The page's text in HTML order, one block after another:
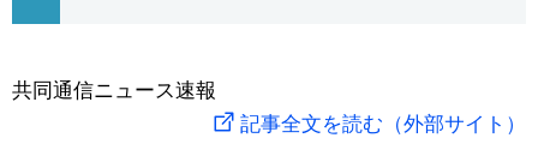
社会
旅と暮らし
科学・技術
暮らし
共同通信ニュース速報
記事全文を読む（外部サイト）